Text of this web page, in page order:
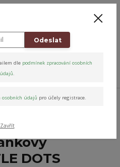
polštářky
Pohankové
DOTS
Odeslat
dle podmínek zpracování osobních
údajů.
osobních údajů pro účely registrace.
Zavřít